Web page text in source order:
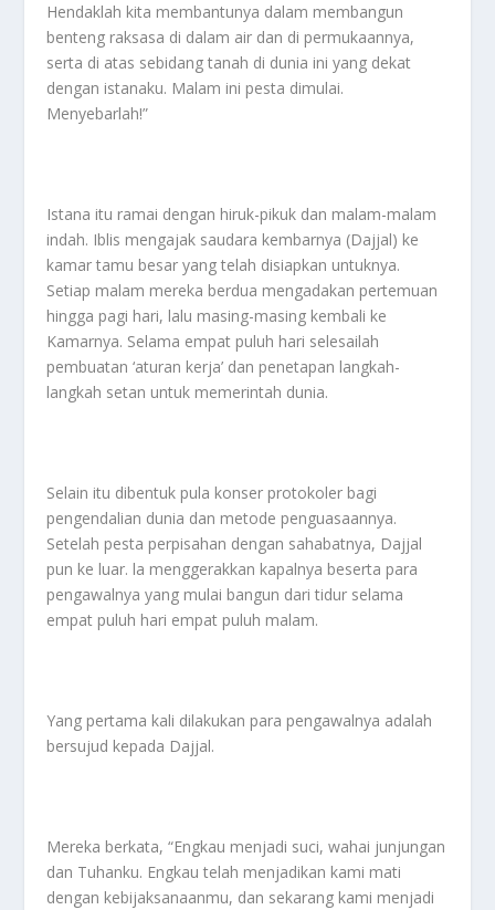
Hendaklah kita membantunya dalam membangun
benteng raksasa di dalam air dan di permukaannya,
serta di atas sebidang tanah di dunia ini yang dekat
dengan istanaku. Malam ini pesta dimulai.
Menyebarlah!”
Istana itu ramai dengan hiruk-pikuk dan malam-malam
indah. Iblis mengajak saudara kembarnya (Dajjal) ke
kamar tamu besar yang telah disiapkan untuknya.
Setiap malam mereka berdua mengadakan pertemuan
hingga pagi hari, lalu masing-masing kembali ke
Kamarnya. Selama empat puluh hari selesailah
pembuatan ‘aturan kerja’ dan penetapan langkah-
langkah setan untuk memerintah dunia.
Selain itu dibentuk pula konser protokoler bagi
pengendalian dunia dan metode penguasaannya.
Setelah pesta perpisahan dengan sahabatnya, Dajjal
pun ke luar. la menggerakkan kapalnya beserta para
pengawalnya yang mulai bangun dari tidur selama
empat puluh hari empat puluh malam.
Yang pertama kali dilakukan para pengawalnya adalah
bersujud kepada Dajjal.
Mereka berkata, “Engkau menjadi suci, wahai junjungan
dan Tuhanku. Engkau telah menjadikan kami mati
dengan kebijaksanaanmu, dan sekarang kami menjadi